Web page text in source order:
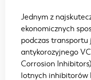
Jednym z
ekonomicznych
podczas transportu
antykorozyjnego
Corrosion
lotnych inhibitorów